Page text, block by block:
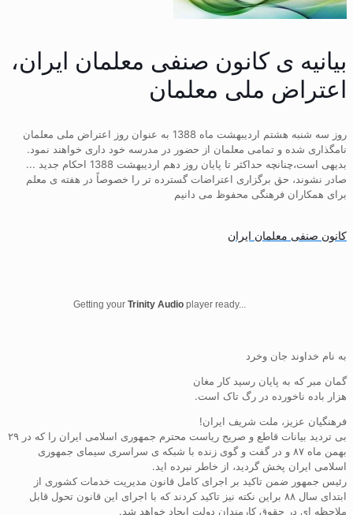
بیانیه ی کانون صنفی معلمان ایران،
اعتراض ملی معلمان
روز سه شنبه هشتم اردیبهشت ماه 1388 به عنوان روز اعتراض ملی معلمان
نامگذاری شده و تمامی معلمان از حضور در مدرسه خود داری خواهند نمود.
بدیهی است،چنانچه حداکثر تا پایان روز دهم اردیبهشت 1388 احکام جدید ...
صادر نشوند، حق برگزاری اعتراضات گسترده تر را خصوصاً در هفته ی معلم
برای همکاران فرهنگی محفوظ می دانیم
کانون صنفی معلمان ایران
Getting your Trinity Audio player ready...
به نام خداوند جان وخرد
گمان مبر که به پایان رسید کار مغان
هزار باده ناخورده در رگ تاک است.
فرهنگیان عزیز، ملت شریف ایران!
بی تردید بیانات قاطع و صریح ریاست محترم جمهوری اسلامی ایران را که در ۲۹
بهمن ماه ۸۷ و در گفت و گوی زنده با شبکه ی سراسری سیمای جمهوری
اسلامی ایران پخش گردید، از خاطر نبرده اید.
رئیس جمهور ضمن تاکید بر اجرای کامل قانون مدیریت خدمات کشوری از
ابتدای سال ۸۸ براین نکته نیز تاکید کردند که با اجرای این قانون تحول قابل
ملاحظه ای در حقوق کارمندان دولت ایجاد خواهد شد.